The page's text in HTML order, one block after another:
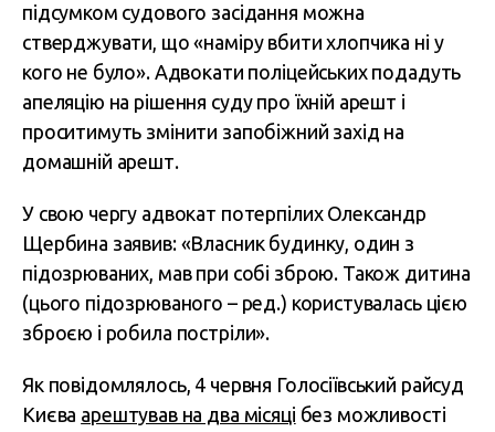
підсумком судового засідання можна
стверджувати, що «наміру вбити хлопчика ні у
кого не було». Адвокати поліцейських подадуть
апеляцію на рішення суду про їхній арешт і
проситимуть змінити запобіжний захід на
домашній арешт.
У свою чергу адвокат потерпілих Олександр
Щербина заявив: «Власник будинку, один з
підозрюваних, мав при собі зброю. Також дитина
(цього підозрюваного – ред.) користувалась цією
зброєю і робила постріли».
Як повідомлялось, 4 червня Голосіївський райсуд
Києва арештував на два місяці без можливості